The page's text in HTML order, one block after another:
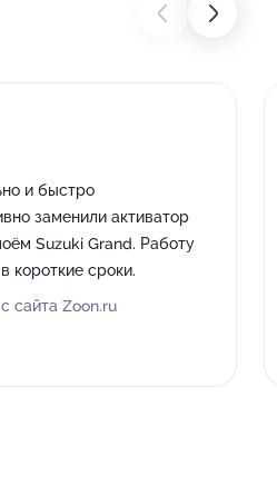
и быстро
заменили активатор
Suzuki Grand. Работу
короткие сроки.
сайта Zoon.ru